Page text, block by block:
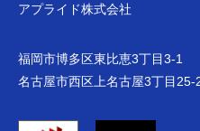
アプライド株式会社
福岡市博多区東比恵3丁目3-1
名古屋市西区上名古屋3丁目25-